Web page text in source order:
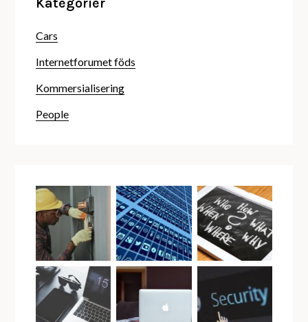
Kategorier
Cars
Internetforumet föds
Kommersialisering
People